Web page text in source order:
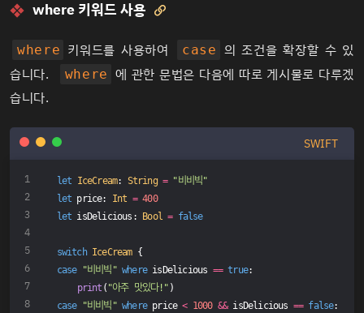
where 키워드 사용 
where 키워드를 사용하여 case 의 조건을 확장할 수 있
습니다.
where 에 관한 문법은 다음에 따로 게시물로 다루겠
습니다.
SWIFT
let IceCream: String = "비비빅"
let price: Int = 400
let isDelicious: Bool = false
switch IceCream {
case
"비비빅" where isDelicious == true:
print ( "아주 맛있다!" )
case
"비비빅" where price < 1000 && isDelicious == false: